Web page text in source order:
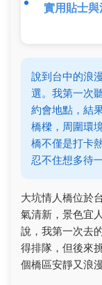
實用貼士
說到台中的浪
選。我第一次
約會地點，結
橋樑，周圍環
橋不僅是打卡
忍不住想多待
大坑情人橋位於
氣清新，景色宜
說，我第一次去
得排隊，但後來
個橋區安靜又浪漫